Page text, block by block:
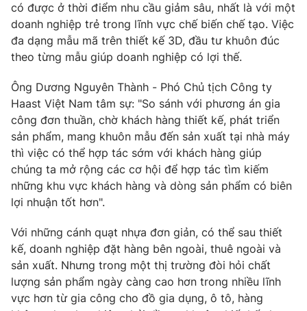
có được ở thời điểm nhu cầu giảm sâu, nhất là với một
doanh nghiệp trẻ trong lĩnh vực chế biến chế tạo. Việc
đa dạng mẫu mã trên thiết kế 3D, đầu tư khuôn đúc
theo từng mẫu giúp doanh nghiệp có lợi thế.
Ông Dương Nguyên Thành - Phó Chủ tịch Công ty
Haast Việt Nam tâm sự: "So sánh với phương án gia
công đơn thuần, chờ khách hàng thiết kế, phát triển
sản phẩm, mang khuôn mẫu đến sản xuất tại nhà máy
thì việc có thể hợp tác sớm với khách hàng giúp
chúng ta mở rộng các cơ hội để hợp tác tìm kiếm
những khu vực khách hàng và dòng sản phẩm có biên
lợi nhuận tốt hơn".
Với những cánh quạt nhựa đơn giản, có thể sau thiết
kế, doanh nghiệp đặt hàng bên ngoài, thuê ngoài và
sản xuất. Nhưng trong một thị trường đòi hỏi chất
lượng sản phẩm ngày càng cao hơn trong nhiều lĩnh
vực hơn từ gia công cho đồ gia dụng, ô tô, hàng